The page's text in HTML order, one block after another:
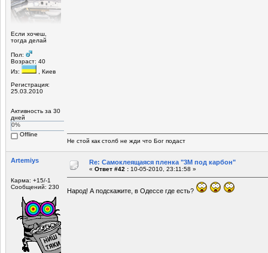
Если хочеш,
тогда делай
Пол:
Возраст: 40
Из:
, Киев
Регистрация:
25.03.2010
Активность за 30
дней
0%
Offline
Не стой как столб не жди что Бог подаст
Artemiys
Карма: +15/-1
Сообщений: 230
Re: Самоклеящаяся пленка "3М под карбон"
« Ответ #42 : 10-05-2010, 23:11:58 »
Народ! А подскажите, в Одессе где есть?